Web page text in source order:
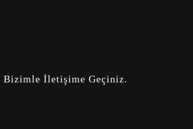
İletişime Geçiniz.